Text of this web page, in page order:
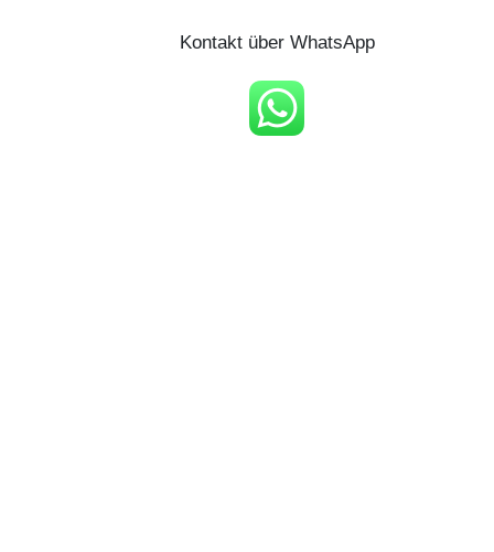
Kontakt über WhatsApp